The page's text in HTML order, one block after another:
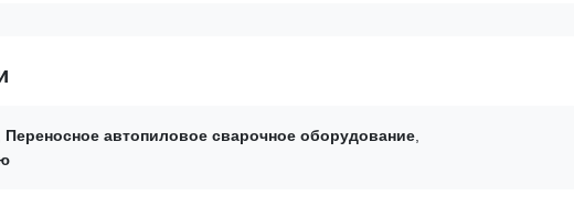
Переносное автопиловое сварочное оборудование